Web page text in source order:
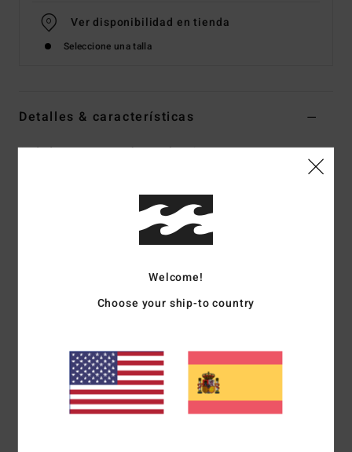
Ver disponibilidad en tienda
Seleccione una talla
Detalles & características
Sudadera con capucha Azul Mujer
tejido de felpa de algodón y poliéster [BCI (Better
Sudadera con capucha
Composición[Tejido principal] 80% algodón, 20%
Welcome!
Choose your ship-to country